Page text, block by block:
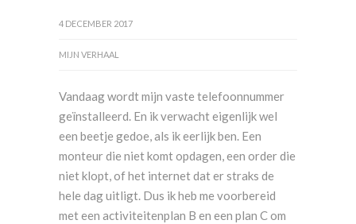
4 DECEMBER 2017
MIJN VERHAAL
Vandaag wordt mijn vaste telefoonnummer
geïnstalleerd. En ik verwacht eigenlijk wel
een beetje gedoe, als ik eerlijk ben. Een
monteur die niet komt opdagen, een order die
niet klopt, of het internet dat er straks de
hele dag uitligt. Dus ik heb me voorbereid
met een activiteitenplan B en een plan C om